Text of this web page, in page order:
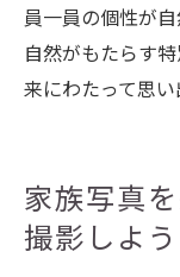
員一員の個性が
自然がもたらす
来にわたって思
家族写真
撮影しよう